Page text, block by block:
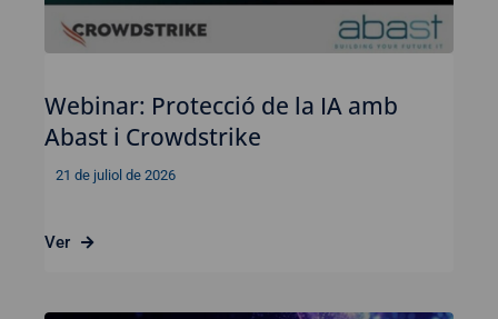
Webinar: Protecció de la IA amb
Abast i Crowdstrike
21 de juliol de 2026
Ver